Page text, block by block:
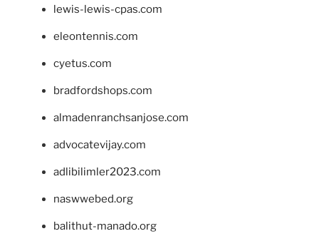
lewis-lewis-cpas.com
eleontennis.com
cyetus.com
bradfordshops.com
almadenranchsanjose.com
advocatevijay.com
adlibilimler2023.com
naswwebed.org
balithut-manado.org